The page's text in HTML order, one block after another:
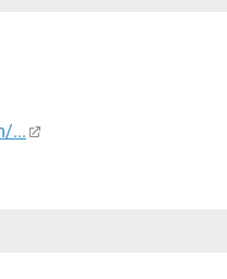
...